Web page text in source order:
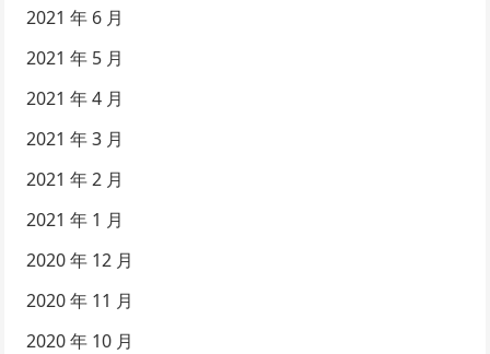
2021 年 6 月
2021 年 5 月
2021 年 4 月
2021 年 3 月
2021 年 2 月
2021 年 1 月
2020 年 12 月
2020 年 11 月
2020 年 10 月